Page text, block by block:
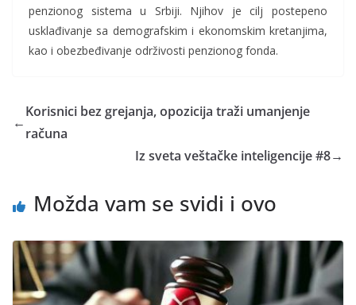
penzionog sistema u Srbiji. Njihov je cilj postepeno
usklađivanje sa demografskim i ekonomskim kretanjima,
kao i obezbeđivanje održivosti penzionog fonda.
←
Korisnici bez grejanja, opozicija traži umanjenje
računa
Iz sveta veštačke inteligencije #8→
Možda vam se svidi i ovo